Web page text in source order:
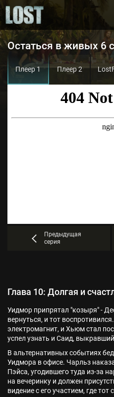
Остаться в живых 6
Плеер 1 Плеер 2
Предыдущая
серия
Глава 10: Долгая и
Уидмор припрятал "козыря" -
вернуться, и тот
электромагнит, и Хьюм стал
успел узнать и Саид,
В альтернативных событиях
Уидмора в офисе. Чарльз
Пэйса, угодившего туда из-за
на вечеринку и должен
видение с его участием, где